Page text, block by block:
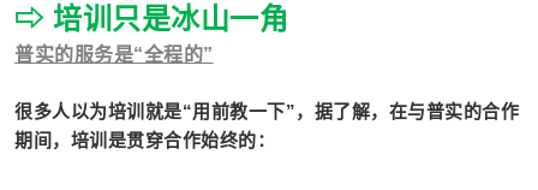
⇨ 培训只是冰山一角
普实的服务是“全程的”
很多人以为培训就是“用前教一下”，据了解，在与普实的合作
期间，培训是贯穿合作始终的：